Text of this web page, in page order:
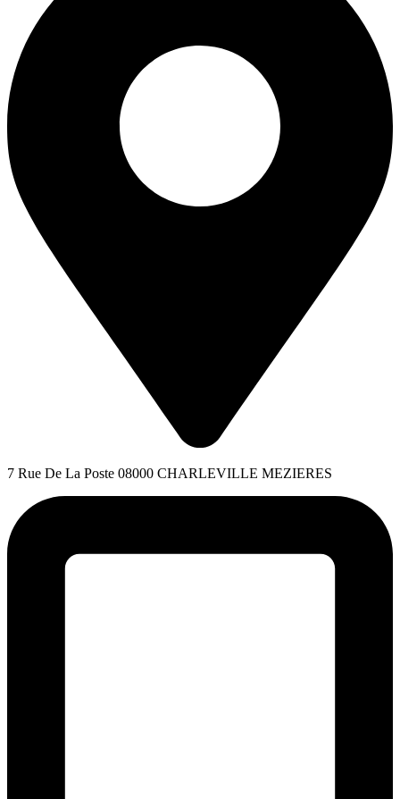
7 Rue De La Poste 08000 CHARLEVILLE MEZIERES